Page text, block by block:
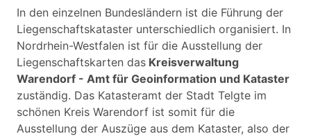
In den einzelnen Bundesländern ist die Führung der
Liegenschaftskataster unterschiedlich organisiert. In
Nordrhein-Westfalen ist für die Ausstellung der
Liegenschaftskarten das Kreisverwaltung
Warendorf - Amt für Geoinformation und Kataster
zuständig. Das Katasteramt der Stadt Telgte im
schönen Kreis Warendorf ist somit für die
Ausstellung der Auszüge aus dem Kataster, also der